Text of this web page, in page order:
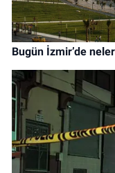
Bugün İzmir’de